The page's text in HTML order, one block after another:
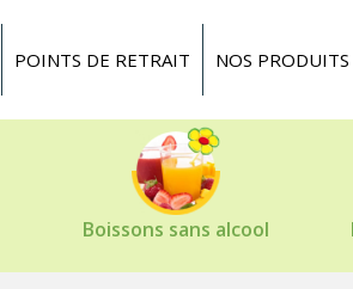
POINTS DE RETRAIT NOS PRODUITS
Boissons sans alcool